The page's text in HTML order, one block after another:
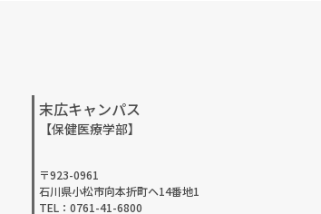
末広キャンパス
【保健医療学部】
〒923-0961
石川県小松市向本折町ヘ14番地1
TEL：0761-41-6800